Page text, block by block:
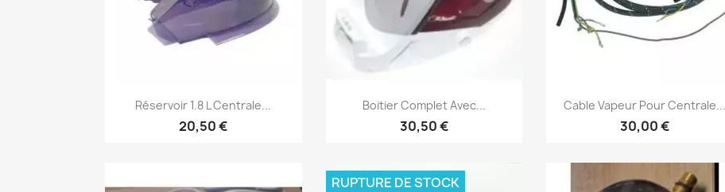
Aperçu rapide
Réservoir 1.8 L Centrale...
20,50 €
Aperçu rapide
Boitier Complet Avec...
30,50 €
Aperçu rapide
Cable Vapeur Pour Centrale...
30,00 €
RUPTURE DE STOCK